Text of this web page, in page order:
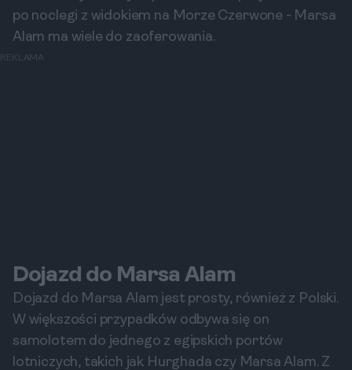
po noclegi z widokiem na Morze Czerwone - Marsa
Alam ma wiele do zaoferowania.
REKLAMA
Dojazd do Marsa Alam
Dojazd do Marsa Alam jest prosty, również z Polski.
W większości przypadków odbywa się on
samolotem do jednego z egipskich portów
lotniczych, takich jak Hurghada czy Marsa Alam. Z